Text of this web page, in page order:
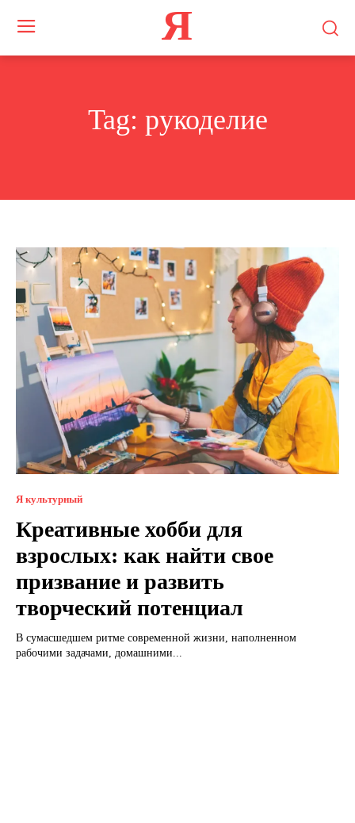
Я
Tag: рукоделие
Я культурный
Креативные хобби для
взрослых: как найти свое
призвание и развить
творческий потенциал
В сумасшедшем ритме современной жизни, наполненном
рабочими задачами, домашними...